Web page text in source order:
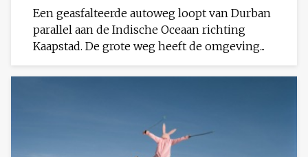
Een geasfalteerde autoweg loopt van Durban
parallel aan de Indische Oceaan richting
Kaapstad. De grote weg heeft de omgeving...